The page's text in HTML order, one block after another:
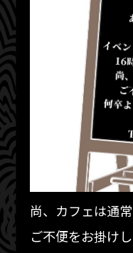
尚、カフェは通常
ご不便をお掛けし